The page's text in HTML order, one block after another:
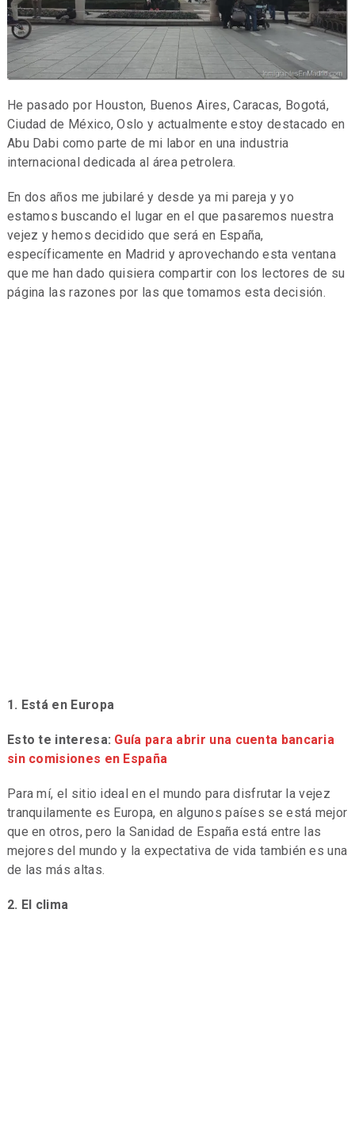
He pasado por Houston, Buenos Aires, Caracas, Bogotá,
Ciudad de México, Oslo y actualmente estoy destacado en
Abu Dabi como parte de mi labor en una industria
internacional dedicada al área petrolera.
En dos años me jubilaré y desde ya mi pareja y yo
estamos buscando el lugar en el que pasaremos nuestra
vejez y hemos decidido que será en España,
específicamente en Madrid y aprovechando esta ventana
que me han dado quisiera compartir con los lectores de su
página las razones por las que tomamos esta decisión.
1. Está en Europa
Esto te interesa: Guía para abrir una cuenta bancaria
sin comisiones en España
Para mí, el sitio ideal en el mundo para disfrutar la vejez
tranquilamente es Europa, en algunos países se está mejor
que en otros, pero la Sanidad de España está entre las
mejores del mundo y la expectativa de vida también es una
de las más altas.
2. El clima